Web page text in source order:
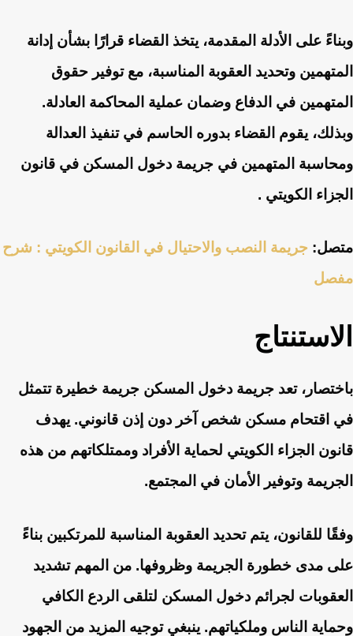
وبناءً على الأدلة المقدمة، يتخذ القضاء قرارًا بشأن إدانة
المتهمين وتحديد العقوبة المناسبة، مع توفير حقوق
المتهمين في الدفاع وضمان عملية المحاكمة العادلة.
وبذلك، يقوم القضاء بدوره الحاسم في تنفيذ العدالة
ومحاسبة المتهمين في جريمة دخول المسكن في قانون
الجزاء الكويتي .
متصل: جريمة النصب والاحتيال في القانون الكويتي : شرح
مفصل
الاستنتاج
باختصار، تعد جريمة دخول المسكن جريمة خطيرة تتمثل
في اقتحام مسكن شخص آخر دون إذن قانوني. يهدف
قانون الجزاء الكويتي لحماية الأفراد وممتلكاتهم من هذه
الجريمة وتوفير الأمان في المجتمع.
وفقًا للقانون، يتم تحديد العقوبة المناسبة للمرتكبين بناءً
على مدى خطورة الجريمة وظروفها. من المهم تشديد
العقوبات لجرائم دخول المسكن لتلقى الردع الكافي
وحماية الناس وملكياتهم. ينبغي توجيه المزيد من الجهود